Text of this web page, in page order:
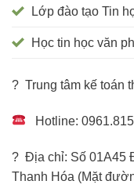
Lớp đào tạo Tin
Học tin học văn
? Trung tâm kế toán
Hotline:
? Địa chỉ: Số 01A45
Thanh Hóa (Mặt